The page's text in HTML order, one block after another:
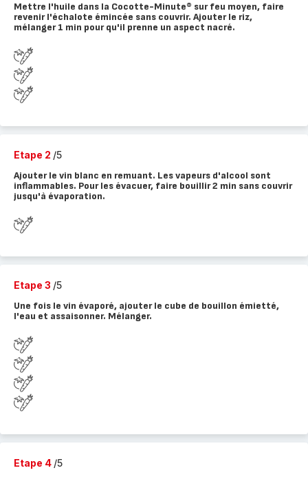
Mettre l'huile dans la Cocotte-Minute® sur feu moyen, faire
revenir l'échalote émincée sans couvrir. Ajouter le riz,
mélanger 1 min pour qu'il prenne un aspect nacré.
Etape 2 /5
Ajouter le vin blanc en remuant. Les vapeurs d'alcool sont
inflammables. Pour les évacuer, faire bouillir 2 min sans couvrir
jusqu'à évaporation.
Etape 3 /5
Une fois le vin évaporé, ajouter le cube de bouillon émietté,
l'eau et assaisonner. Mélanger.
Etape 4 /5